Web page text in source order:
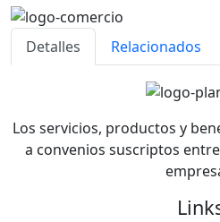
Detalles Relacionados
Los servicios, productos y
a convenios suscriptos